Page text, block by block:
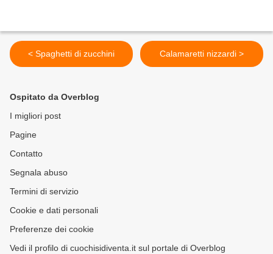
< Spaghetti di zucchini Calamaretti nizzardi >
Ospitato da Overblog
I migliori post
Pagine
Contatto
Segnala abuso
Termini di servizio
Cookie e dati personali
Preferenze dei cookie
Vedi il profilo di cuochisidiventa.it sul portale di Overblog